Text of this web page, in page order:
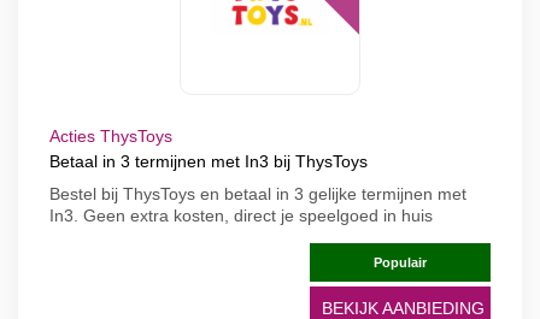
Acties ThysToys
Betaal in 3 termijnen met In3 bij ThysToys
Bestel bij ThysToys en betaal in 3 gelijke termijnen met
In3. Geen extra kosten, direct je speelgoed in huis
Populair
BEKIJK AANBIEDING